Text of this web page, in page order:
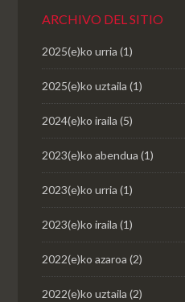
ARCHIVO DEL SITIO
2025(e)ko urria (1)
2025(e)ko uztaila (1)
2024(e)ko iraila (5)
2023(e)ko abendua (1)
2023(e)ko urria (1)
2023(e)ko iraila (1)
2022(e)ko azaroa (2)
2022(e)ko uztaila (2)